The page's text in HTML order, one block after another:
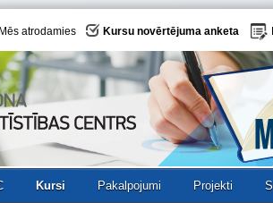
Mēs atrodamies Kursu novērtējuma anketa
Kursi Pakalpojumi Projekti